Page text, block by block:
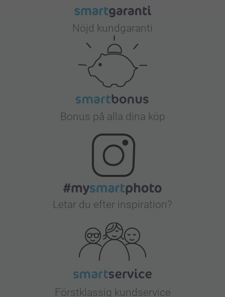
Nöjd kundgaranti
Bonus på alla dina köp
Letar du efter inspiration?
Förstklassig kundservice